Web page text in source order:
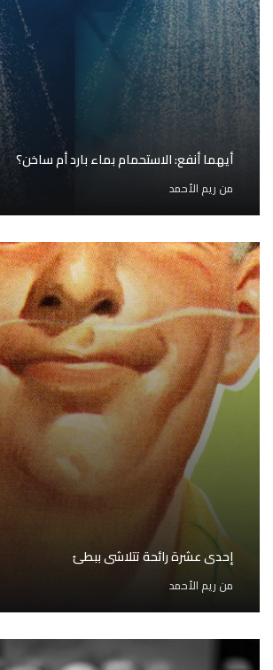
أيهما أنفع: الاستحمام بماء بارد أم ساخن؟
من ريم الأحمد
إحدى عشرة رائحة تتلاشى ببطئ
من ريم الأحمد